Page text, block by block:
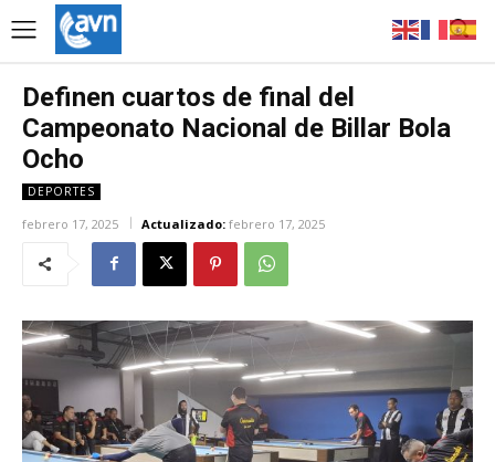
Definen cuartos de final del
Campeonato Nacional de Billar Bola
Ocho
DEPORTES
febrero 17, 2025 Actualizado: febrero 17, 2025